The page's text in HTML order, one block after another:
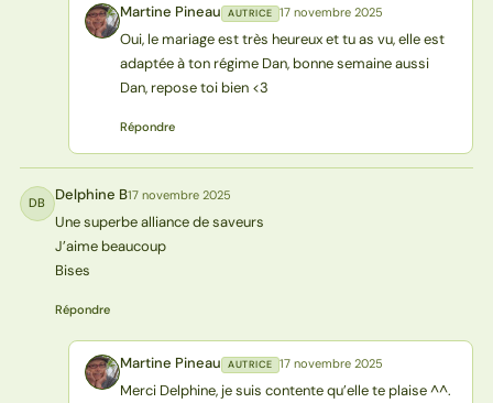
MP Martine Pineau AUTRICE 17 novembre 2025
Oui, le mariage est très heureux et tu as vu, elle est
adaptée à ton régime Dan, bonne semaine aussi
Dan, repose toi bien <3
Répondre
DB Delphine B17 novembre 2025
Une superbe alliance de saveurs
J’aime beaucoup
Bises
Répondre
MP Martine Pineau AUTRICE 17 novembre 2025
Merci Delphine, je suis contente qu’elle te plaise ^^.